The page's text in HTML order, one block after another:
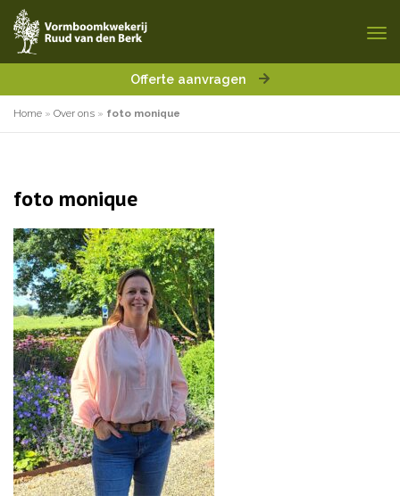
Offerte aanvragen
Home » Over ons » foto monique
foto monique